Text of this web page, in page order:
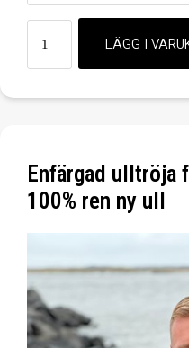
Enfärgad ulltröja
100% ren ny ull